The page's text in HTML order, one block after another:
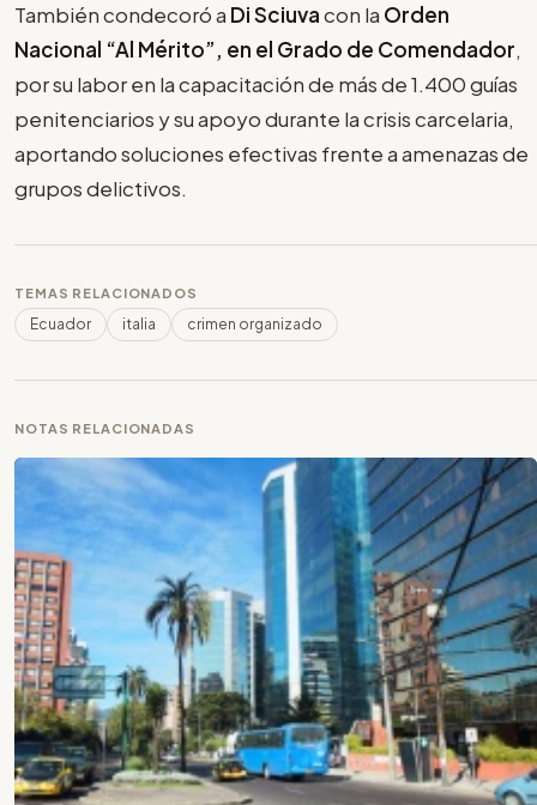
También condecoró a Di Sciuvacon la Orden
Nacional “Al Mérito”, en el Grado de Comendador,
por su labor en la capacitación de más de 1.400 guías
penitenciarios y su apoyo durante la crisis carcelaria,
aportando soluciones efectivas frente a amenazas de
grupos delictivos.
TEMAS RELACIONADOS
Ecuador italia crimen organizado
NOTAS RELACIONADAS